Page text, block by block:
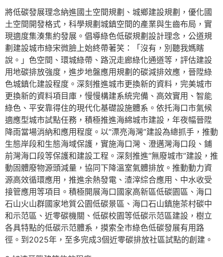
將低碳發展理念納進國土空間規劃、城鄉建設規劃，優化國
土空間開發格式，科學規劃城鎮空間的產業與生齒布局，實
現適度集湊集約發展。倡導綠色低碳規劃設計理念，公道規
劃建設城市綠宋微臉上始終帶著笑：「沒有，別聽我媽瞎
說。」色空間、環城綠帶、路況走廊綠化通道等，評估建設
用地碳排放強度，進步地盤應用規劃的碳減排效應，晉陞綠
色城鎮化建設程度。深刻推進城市更換新的資料，完美城市
更換新的資料項目庫，慢慢構建系統完備、高效實用、智能
綠色、平安靠得住的現代化基礎設施體系。依托海口市氣候
適應型城市試點任務，積極推進海綿城市建設，年夜幅晉陞
降雨當場消納和應用程度。以“漂亮海灣”建設為總抓手，推動
生態岸段和生態海域保護，實施海口灣、澄邁灣海口段、鋪
前灣海口段等保護和建設工程。深刻推進“無廢城市”建設，推
動固體廢物源頭減量，協同下降溫室氣體排放。推動動力資
源高效循環應用，推進余熱發電、渣滓綜合應用、中水收受
接管應用等項目。積極開展海口國家高新區低碳園區、海口
石山火山群國家地質公園低碳景區、海口石山鎮施茶村碳中
和示范區、近零碳機關、低碳校園等低碳示范區建設，樹立
各具特點的低碳示范體系，摸索全市綠色低碳發展有用路
徑。到2025年，至多完成3個近零碳排放社區試點的創建。